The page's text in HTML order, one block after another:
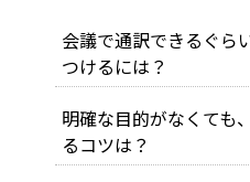
会議で通訳できるぐら
つけるには？
明確な目的がなくても
るコツは？